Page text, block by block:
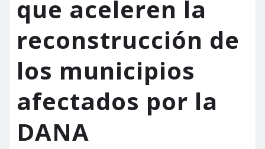
que aceleren la
reconstrucción de
los municipios
afectados por la
DANA